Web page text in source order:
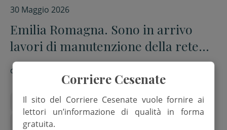
30 Maggio 2026
Emilia Romagna. Sono in arrivo
lavori di manutenzione della rete
ferroviaria
di
circolazione treni emilia romagna
Gruppo Fs
Corriere Cesenate
Il sito del Corriere Cesenate vuole fornire ai
lettori un’informazione di qualità in forma
gratuita.